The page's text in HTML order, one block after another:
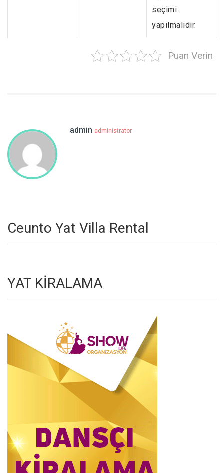
seçimi
yapılmalıdır.
Puan Verin
admin administrator
Ceunto Yat Villa Rental
YAT KİRALAMA